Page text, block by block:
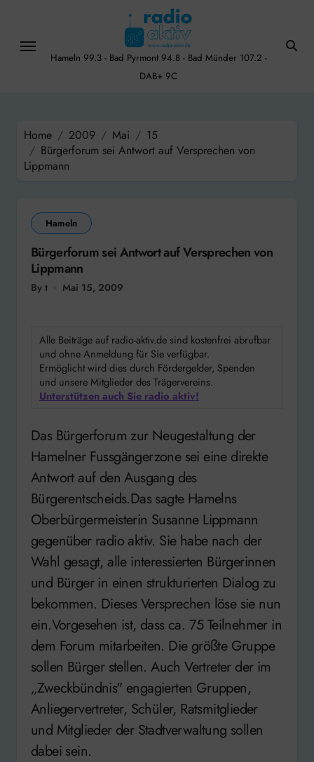
content
Hameln 99.3 - Bad Pyrmont 94.8 - Bad Münder 107.2 -
DAB+ 9C
Home 2009 Mai
15
Bürgerforum sei Antwort auf Versprechen von
Lippmann
Hameln
Bürgerforum sei Antwort auf Versprechen von
Lippmann
By t Mai 15, 2009
Alle Beiträge auf radio-aktiv.de sind kostenfrei abrufbar
und ohne Anmeldung für Sie verfügbar.
Ermöglicht wird dies durch Fördergelder, Spenden
und unsere Mitglieder des Trägervereins.
Unterstützen auch Sie radio aktiv!
Das Bürgerforum zur Neugestaltung der
Hamelner Fussgängerzone sei eine direkte
Antwort auf den Ausgang des
Bürgerentscheids.Das sagte Hamelns
Oberbürgermeisterin Susanne Lippmann
gegenüber radio aktiv. Sie habe nach der
Wahl gesagt, alle interessierten Bürgerinnen
und Bürger in einen strukturierten Dialog zu
bekommen. Dieses Versprechen löse sie nun
ein.Vorgesehen ist, dass ca. 75 Teilnehmer in
dem Forum mitarbeiten. Die größte Gruppe
sollen Bürger stellen. Auch Vertreter der im
„Zweckbündnis" engagierten Gruppen,
Anliegervertreter, Schüler, Ratsmitglieder
und Mitglieder der Stadtverwaltung sollen
dabei sein.